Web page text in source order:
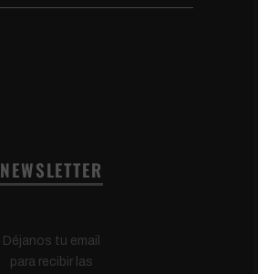
NEWSLETTER
Déjanos tu email
para recibir las